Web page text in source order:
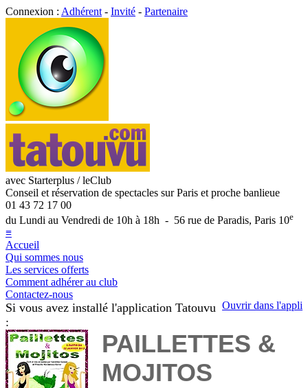
Connexion : Adhérent - Invité - Partenaire
avec Starterplus / leClub
Conseil et réservation de spectacles sur Paris et proche banlieue
01 43 72 17 00
du Lundi au Vendredi de 10h à 18h - 56 rue de Paradis, Paris 10e
≡
Accueil
Qui sommes nous
Les services offerts
Comment adhérer au club
Contactez-nous
Ouvrir dans l'appli
Si vous avez installé l'application Tatouvu
:
PAILLETTES &
MOJITOS